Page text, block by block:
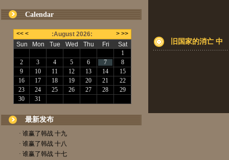
Calendar
最新发布
· 谁赢了韩战 十九
· 谁赢了韩战 十八
· 谁赢了韩战 十七
旧国家的消亡 中